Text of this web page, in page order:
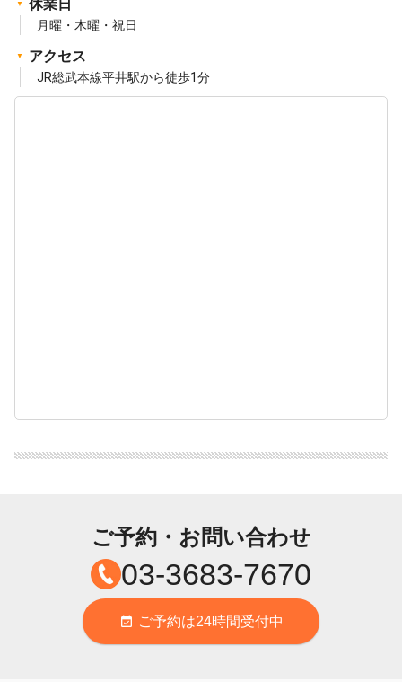
休業日
月曜・木曜・祝日
アクセス
JR総武本線平井駅から徒歩1分
ご予約・お問い合わせ
03-3683-7670
event_available ご予約は24時間受付中